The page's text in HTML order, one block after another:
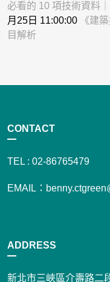
必看的 10 項技術資料
月25日 11:00:00
《建
目解析
CONTACT
TEL : 02-86765479
EMAIL：
ADDRESS
新北市三峽區介壽路二